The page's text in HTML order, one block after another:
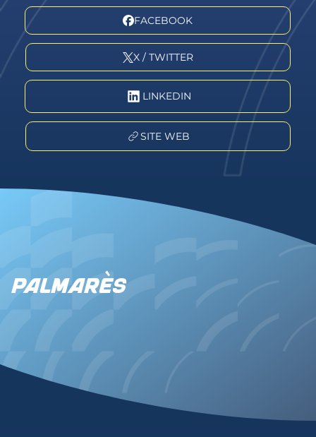
FACEBOOK
X / TWITTER
LINKEDIN
SITE WEB
Palmarès